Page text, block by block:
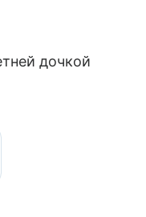
дочкой